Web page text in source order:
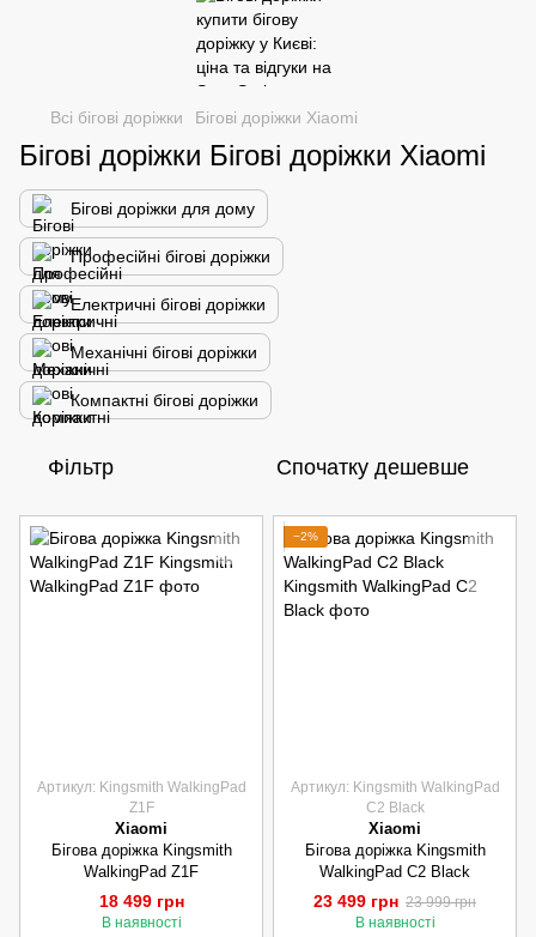
Всі бігові доріжки Бігові доріжки Xiaomi
Бігові доріжки Бігові доріжки Xiaomi
Бігові доріжки для дому
Професійні бігові доріжки
Електричні бігові доріжки
Механічні бігові доріжки
Компактні бігові доріжки
Фільтр Спочатку дешевше
Артикул: Kingsmith WalkingPad
Z1F
Xiaomi
Бігова доріжка Kingsmith
WalkingPad Z1F
18 499 грн
В наявності
−2%
Артикул: Kingsmith WalkingPad
С2 Black
Xiaomi
Бігова доріжка Kingsmith
WalkingPad С2 Black
23 499 грн 23 999 грн
В наявності